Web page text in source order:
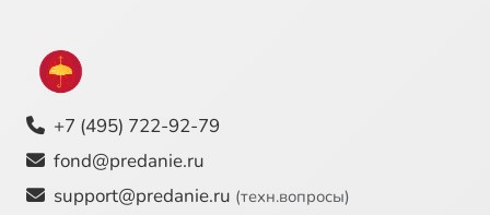
+7 (495) 722-92-79
fond@predanie.ru
support@predanie.ru (техн.вопросы)